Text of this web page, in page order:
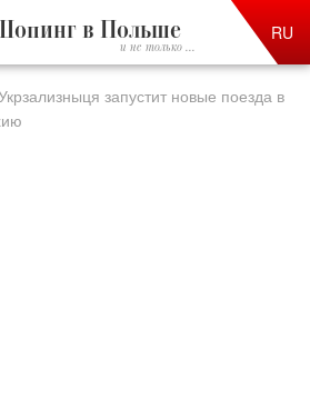
в Польше
и не только ...
RU
запустит новые поезда в